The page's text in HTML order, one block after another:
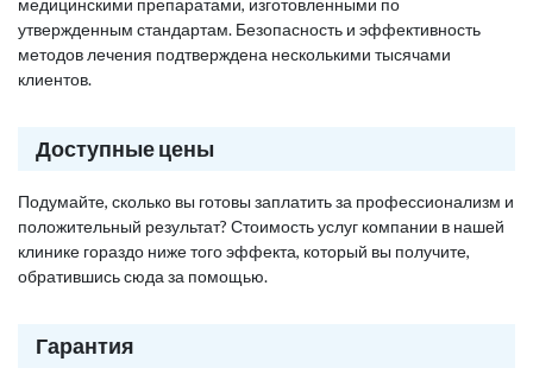
медицинскими препаратами, изготовленными по
утвержденным стандартам. Безопасность и эффективность
методов лечения подтверждена несколькими тысячами
клиентов.
Доступные цены
Подумайте, сколько вы готовы заплатить за профессионализм и
положительный результат? Стоимость услуг компании в нашей
клинике гораздо ниже того эффекта, который вы получите,
обратившись сюда за помощью.
Гарантия